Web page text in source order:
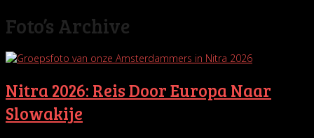
Foto’s Archive
Nitra 2026: Reis Door Europa Naar
Slowakije